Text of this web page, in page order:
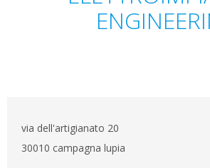
via dell'artigianato 20
30010 campagna lupia